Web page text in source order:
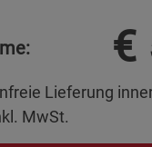
€
Lieferung
MwSt.